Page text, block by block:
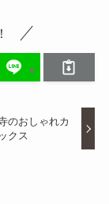
のおしゃれカ
クス